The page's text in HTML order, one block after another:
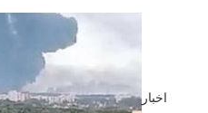
اخبار